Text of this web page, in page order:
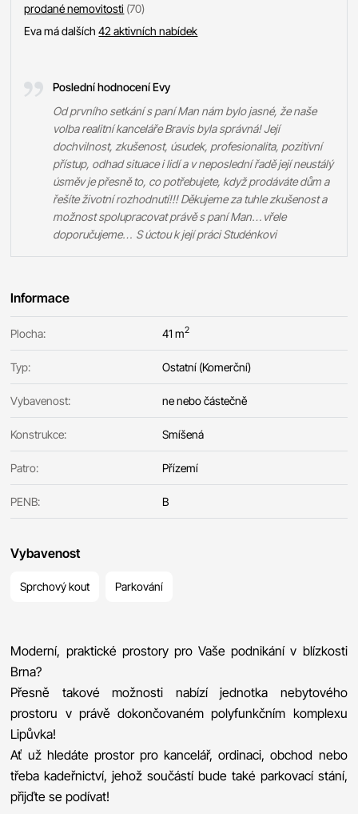
prodané nemovitosti (70)
Eva má dalších42 aktivních nabídek
Poslední hodnocení Evy
Od prvního setkání s paní Man nám bylo jasné, že naše
volba realitní kanceláře Bravis byla správná! Její
dochvilnost, zkušenost, úsudek, profesionalita, pozitivní
přístup, odhad situace i lidí a v neposlední řadě její neustálý
úsměv je přesně to, co potřebujete, když prodáváte dům a
řešíte životní rozhodnutí!!! Děkujeme za tuhle zkušenost a
možnost spolupracovat právě s paní Man…vřele
doporučujeme… S úctou k její práci Studénkovi
Informace
Plocha: 41 m2
Typ: Ostatní (Komerční)
Vybavenost: ne nebo částečně
Konstrukce: Smíšená
Patro: Přízemí
PENB: B
Vybavenost
Sprchový kout Parkování
Moderní, praktické prostory pro Vaše podnikání v blízkosti
Brna?
Přesně takové možnosti nabízí jednotka nebytového
prostoru v právě dokončovaném polyfunkčním komplexu
Lipůvka!
Ať už hledáte prostor pro kancelář, ordinaci, obchod nebo
třeba kadeřnictví, jehož součástí bude také parkovací stání,
přijďte se podívat!